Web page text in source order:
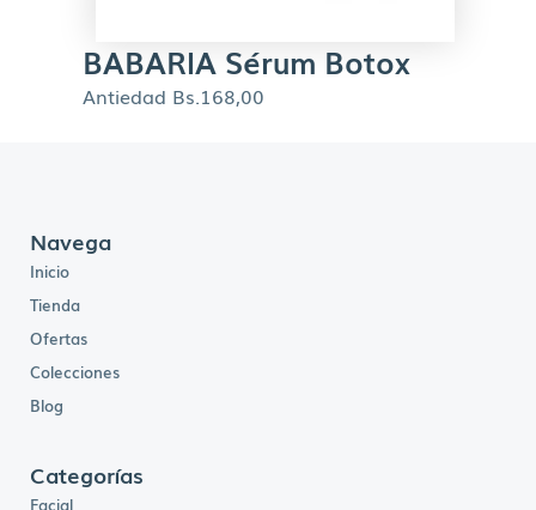
BABARIA Sérum Botox
Antiedad Bs.168,00
Navega
Inicio
Tienda
Ofertas
Colecciones
Blog
Categorías
Facial